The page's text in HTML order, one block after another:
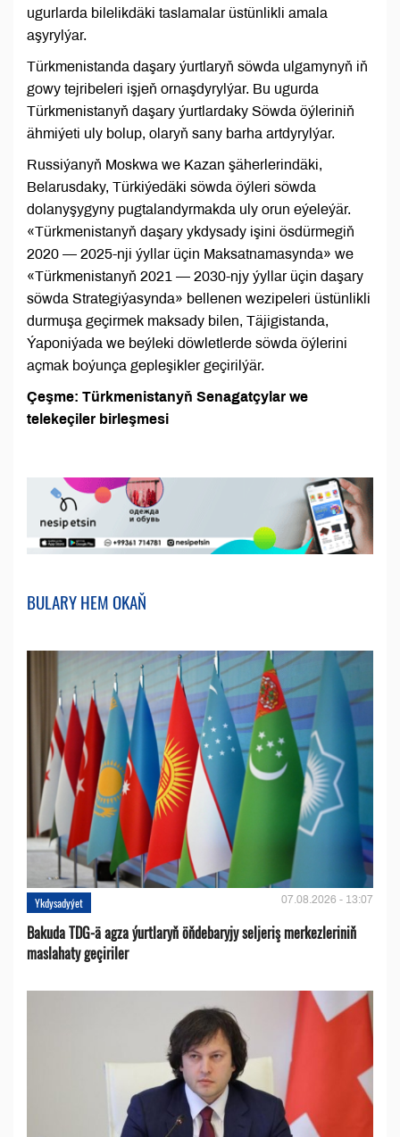
ugurlarda bilelikdäki taslamalar üstünlikli amala
aşyrylýar.
Türkmenistanda daşary ýurtlaryň söwda ulgamynyň iň
gowy tejribeleri işjeň ornaşdyrylýar. Bu ugurda
Türkmenistanyň daşary ýurtlardaky Söwda öýleriniň
ähmiýeti uly bolup, olaryň sany barha artdyrylýar.
Russiýanyň Moskwa we Kazan şäherlerindäki,
Belarusdaky, Türkiýedäki söwda öýleri söwda
dolanyşygyny pugtalandyrmakda uly orun eýeleýär.
«Türkmenistanyň daşary ykdysady işini ösdürmegiň
2020 — 2025-nji ýyllar üçin Maksatnamasynda» we
«Türkmenistanyň 2021 — 2030-njy ýyllar üçin daşary
söwda Strategiýasynda» bellenen wezipeleri üstünlikli
durmuşa geçirmek maksady bilen, Täjigistanda,
Ýaponiýada we beýleki döwletlerde söwda öýlerini
açmak boýunça gepleşikler geçirilýär.
Çeşme: Türkmenistanyň Senagatçylar we
telekeçiler birleşmesi
BULARY HEM OKAŇ
Ykdysadyýet 07.08.2026 - 13:07
Bakuda TDG-ä agza ýurtlaryň öňdebaryjy seljeriş merkezleriniň
maslahaty geçiriler